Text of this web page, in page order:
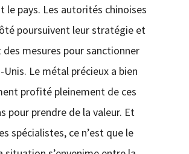
le pays. Les autorités chinoises
poursuivent leur stratégie et
des mesures pour sanctionner
Le métal précieux a bien
profité pleinement de ces
pour prendre de la valeur. Et
spécialistes, ce n’est que le